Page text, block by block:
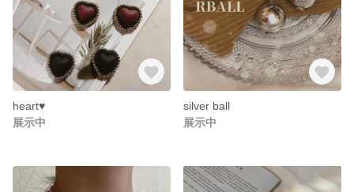
heart♥
展示中
silver ball
展示中